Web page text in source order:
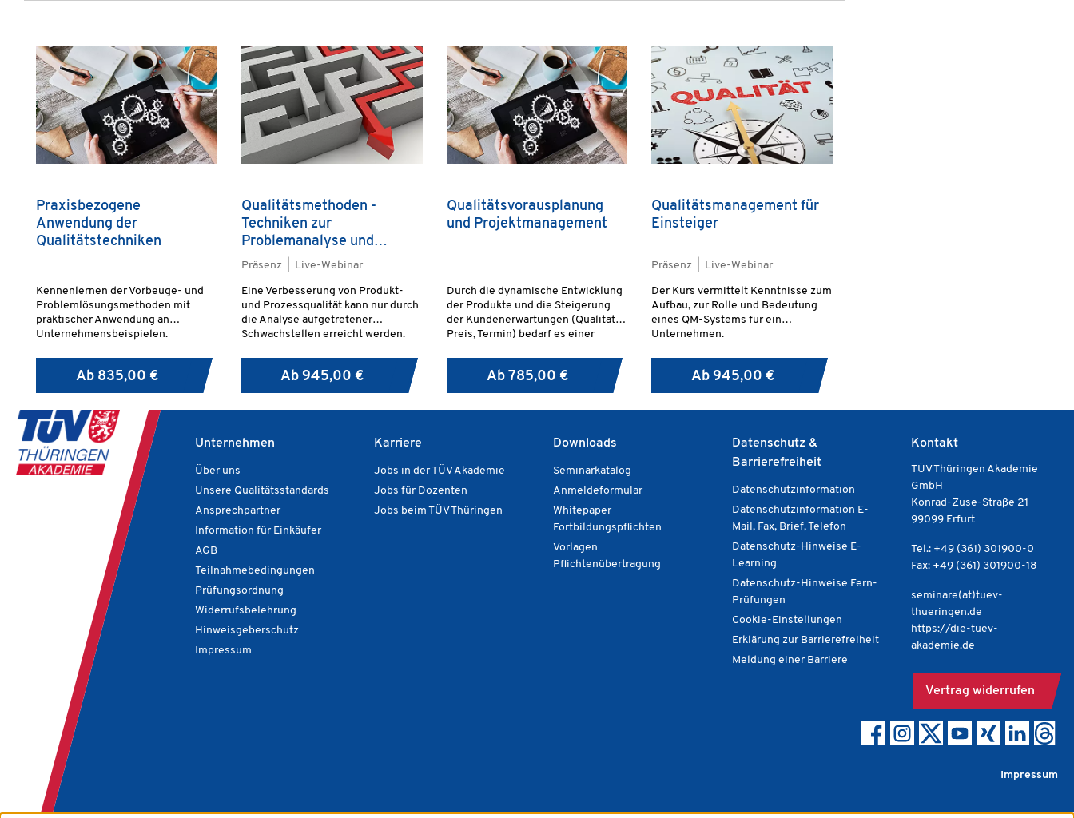
Praxisbezogene
Anwendung der
Qualitätstechniken
Kennenlernen der Vorbeuge- und
Problemlösungsmethoden mit
praktischer Anwendung an
Unternehmensbeispielen.
Ab 835,00 €
Qualitätsmethoden -
Techniken zur
Problemanalyse und
Problemlösung
Präsenz | Live-Webinar
Eine Verbesserung von Produkt-
und Prozessqualität kann nur durch
die Analyse aufgetretener
Schwachstellen erreicht werden.
Ab945,00 €
Qualitätsvorausplanung
und Projektmanagement
Durch die dynamische Entwicklung
der Produkte und die Steigerung
der Kundenerwartungen (Qualität,
Preis, Termin) bedarf es einer
Kundenerwartung und der interne
betriebswirtschaftliche Erfolg von
Ab 785,00 €
Qualitätsmanagement für
Einsteiger
Präsenz | Live-Webinar
Der Kurs vermittelt Kenntnisse zum
Aufbau, zur Rolle und Bedeutung
eines QM-Systems für ein
Unternehmen.
Ab 945,00 €
Unternehmen
Über uns
Unsere Qualitätsstandards
Ansprechpartner
Information für Einkäufer
AGB
Teilnahmebedingungen
Prüfungsordnung
Widerrufsbelehrung
Hinweisgeberschutz
Impressum
Karriere
Jobs in der TÜV Akademie
Jobs für Dozenten
Jobs beim TÜV Thüringen
Downloads
Seminarkatalog
Anmeldeformular
Whitepaper
Fortbildungspflichten
Vorlagen
Pflichtenübertragung
Datenschutz &
Barrierefreiheit
Datenschutzinformation
Datenschutzinformation E-
Mail, Fax, Brief, Telefon
Datenschutz-Hinweise E-
Learning
Datenschutz-Hinweise Fern-
Prüfungen
Cookie-Einstellungen
Erklärung zur Barrierefreiheit
Meldung einer Barriere
Kontakt
TÜV Thüringen Akademie
GmbH
Konrad-Zuse-Straße 21
99099 Erfurt
Tel.: +49 (361) 301900-0
Fax: +49 (361) 301900-18
seminare(at)tuev-
thueringen.de
https://die-tuev-
akademie.de
Vertrag widerrufen
Impressum